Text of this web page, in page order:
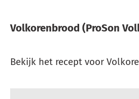
Volkorenbrood (ProSon
Bekijk het recept voor